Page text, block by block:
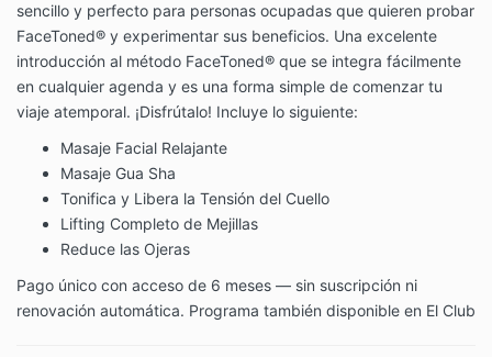
sencillo y perfecto para personas ocupadas que quieren probar
FaceToned® y experimentar sus beneficios. Una excelente
introducción al método FaceToned® que se integra fácilmente
en cualquier agenda y es una forma simple de comenzar tu
viaje atemporal. ¡Disfrútalo! Incluye lo siguiente:
Masaje Facial Relajante
Masaje Gua Sha
Tonifica y Libera la Tensión del Cuello
Lifting Completo de Mejillas
Reduce las Ojeras
Pago único con acceso de 6 meses — sin suscripción ni
renovación automática. Programa también disponible en El Club